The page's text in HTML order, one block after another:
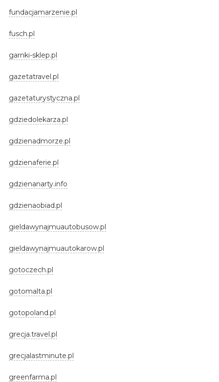
fundacjamarzenie.pl
fusch.pl
garnki-sklep.pl
gazetatravel.pl
gazetaturystyczna.pl
gdziedolekarza.pl
gdzienadmorze.pl
gdzienaferie.pl
gdzienanarty.info
gdzienaobiad.pl
gieldawynajmuautobusow.pl
gieldawynajmuautokarow.pl
gotoczech.pl
gotomalta.pl
gotopoland.pl
grecja.travel.pl
grecjalastminute.pl
greenfarma.pl